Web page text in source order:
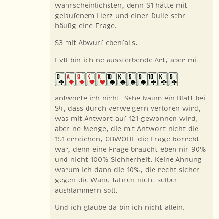
wahrscheinlichsten, denn S1 hätte mit
gelaufenem Herz und einer Dulle sehr
häufig eine Frage.
S3 mit Abwurf ebenfalls.
Evtl bin ich ne aussterbende Art, aber mit
antworte ich nicht. Sehe kaum ein Blatt bei
S4, dass durch verweigern verloren wird,
was mit Antwort auf 121 gewonnen wird,
aber ne Menge, die mit Antwort nicht die
151 erreichen, OBWOHL die Frage korrekt
war, denn eine Frage braucht eben nir 90%
und nicht 100% Sichherheit. Keine Ahnung
warum ich dann die 10%, die recht sicher
gegen die Wand fahren nicht selber
ausklammern soll.
Und ich glaube da bin ich nicht allein.